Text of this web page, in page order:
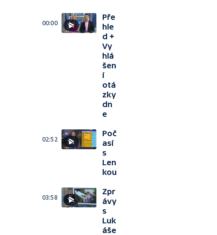
00:00
Pře
hle
d +
Vy
hlá
šen
í
otá
zky
dn
e
02:52
Poč
así
s
Len
kou
03:58
Zpr
ávy
s
Luk
áše